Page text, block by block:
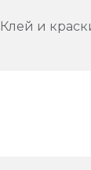
Клей и